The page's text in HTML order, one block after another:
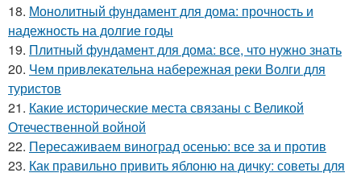
18. Монолитный фундамент для дома: прочность и
надежность на долгие годы
19. Плитный фундамент для дома: все, что нужно знать
20. Чем привлекательна набережная реки Волги для
туристов
21. Какие исторические места связаны с Великой
Отечественной войной
22. Пересаживаем виноград осенью: все за и против
23. Как правильно привить яблоню на дичку: советы для